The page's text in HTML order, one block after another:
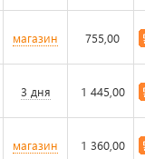
магазин 755,00
3 дня 1 445,00
магазин 1 360,00